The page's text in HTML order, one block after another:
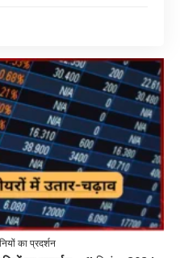
का प्रदर्शन